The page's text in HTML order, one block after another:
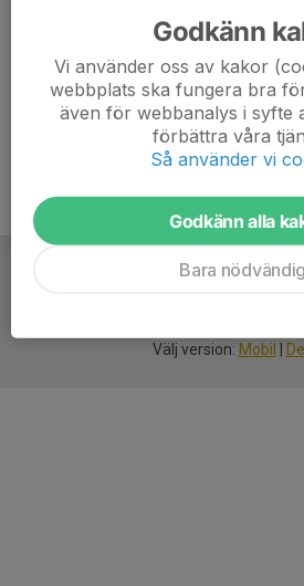
Välj version: Mobil
Godkänn
Vi använder oss av kakor
webbplats ska fungera bra
även för webbanalys i syfte
förbättra våra
Så använder vi
Godkänn alla
Bara